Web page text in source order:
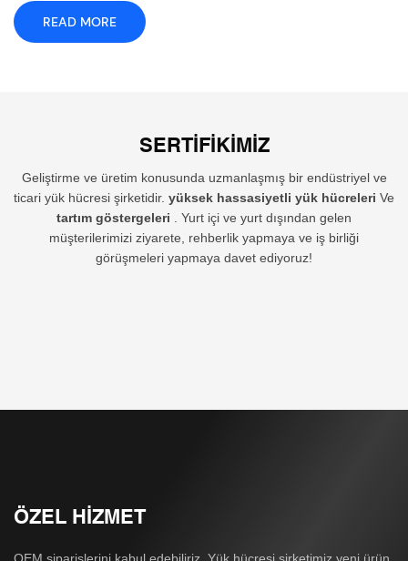
READ MORE
SERTIFIKIMIZ
Geliştirme ve üretim konusunda uzmanlaşmış bir endüstriyel ve
ticari yük hücresi şirketidir. yüksek hassasiyetli yük hücreleri Ve
tartım göstergeleri
. Yurt içi ve yurt dışından gelen
müşterilerimizi ziyarete, rehberlik yapmaya ve iş birliği
görüşmeleri yapmaya davet ediyoruz!
ÖZEL HIZMET